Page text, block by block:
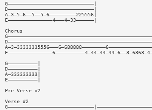
G—————————————————————————————|
D—————————————————————————————|
A—3—5—6——5——5—6—————————225556|
E———————————————4———4—33——————|
Chorus
G——————————|
D——————————|
A—333333333|
E——————————|
Pre—Verse x2
Verse #2